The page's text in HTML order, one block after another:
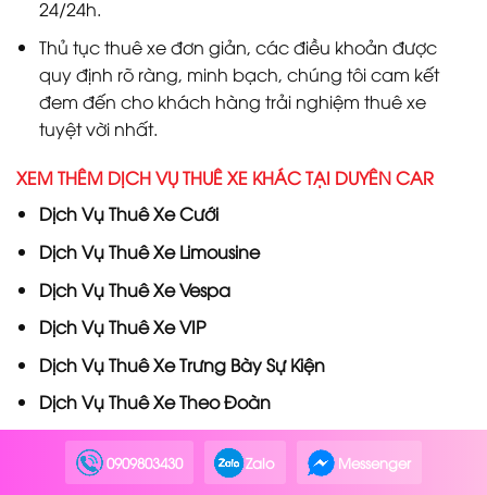
0909803430 Zalo Messenger
24/24h.
Thủ tục thuê xe đơn giản, các điều khoản được
quy định rõ ràng, minh bạch, chúng tôi cam kết
đem đến cho khách hàng trải nghiệm thuê xe
tuyệt vời nhất.
XEM THÊM DỊCH VỤ THUÊ XE KHÁC TẠI DUYÊN CAR
Dịch VụThuê Xe Cưới
Dịch VụThuê Xe Limousine
Dịch VụThuê Xe Vespa
Dịch VụThuê Xe VIP
Dịch VụThuê Xe Trưng Bày Sự Kiện
Dịch VụThuê Xe Theo Đoàn
Dịch VụThuê Xe Roadshow
Dịch VụThuê Xe Quay Quảng Cáo